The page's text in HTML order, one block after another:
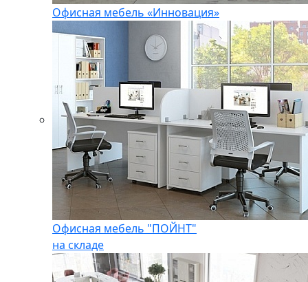
Офисная мебель «Инновация»
Офисная мебель "ПОЙНТ"
на складе